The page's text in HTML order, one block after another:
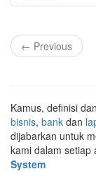
← Previous
Kamus, definisi
bisnis, bank dan
dijabarkan untuk
kami dalam setiap
System